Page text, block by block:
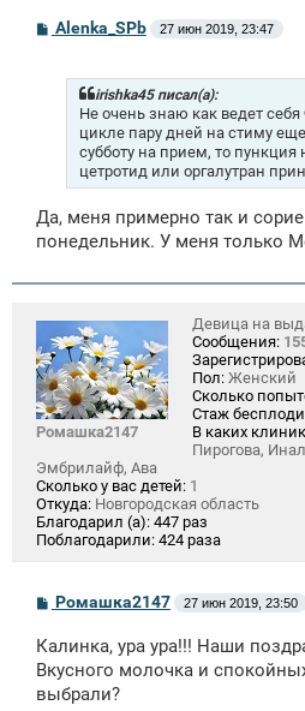
С
Alenka_SPb 27 июн 2019, 23:47
irishka45 писал(а):
Не очень знаю как ведет
цикле пару дней на стиму
субботу на прием, то
цетротид или оргалутран
Да, меня примерно так и
понедельник. У меня только
Ромашка2147
Девица на
Сообщения:
Пол: Женский
Сколько
Стаж
В каких
Пирогова,
Эмбрилайф, Ава
Сколько у вас детей: 1
Откуда: Новгородская область
Благодарил (а): 447 раз
Поблагодарили: 424 раза
С
б
щ
е
н
Ромашка2147 27 июн 2019, 23:50
Калинка, ура ура!!! Наши
Вкусного молочка и
выбрали?